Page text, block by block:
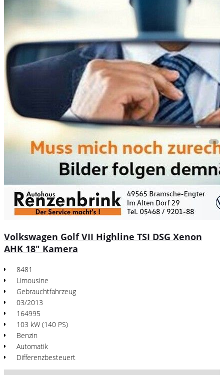
Volkswagen Golf VII Highline TSI DSG Xenon
AHK 18" Kamera
8481
Limousine
Gebrauchtfahrzeug
03/2013
164995
103 kW (140 PS)
Benzin
Automatik
Differenzbesteuert